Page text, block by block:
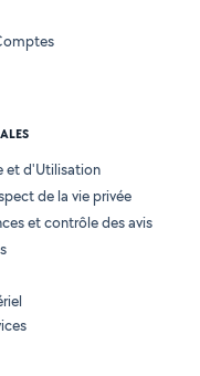
et d'Utilisation
de la vie privée
et contrôle des avis